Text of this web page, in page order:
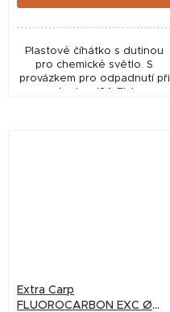
Plastové číhátko s dutinou
pro chemické světlo. S
provázkem pro odpadnutí při
Extra Carp
FLUOROCARBON EXC Ø